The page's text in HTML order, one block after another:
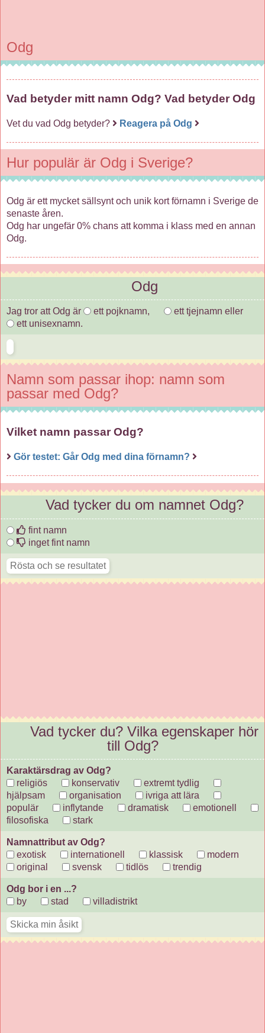
Odg
Vad betyder mitt namn Odg? Vad betyder Odg
Vet du vad Odg betyder? Reagera på Odg
Hur populär är Odg i Sverige?
Odg är ett mycket sällsynt och unik kort förnamn i Sverige de
senaste åren.
Odg har ungefär 0% chans att komma i klass med en annan
Odg.
Odg
Jag tror att Odg är ett pojknamn,
ett tjejnamn eller
ett unisexnamn.
Namn som passar ihop: namn som
passar med Odg?
Vilket namn passar Odg?
Gör testet: Går Odg med dina förnamn?
Vad tycker du om namnet Odg?
fint namn
inget fint namn
Vad tycker du? Vilka egenskaper hör
till Odg?
Karaktärsdrag av Odg?
religiös
konservativ
extremt tydlig
hjälpsam
organisation
ivriga att lära
populär
inflytande dramatisk
emotionell
filosofiska
stark
Namnattribut av Odg?
exotisk
internationell klassisk
modern
original
svensk tidlös trendig
Odg bor i en ...?
by
stad villadistrikt